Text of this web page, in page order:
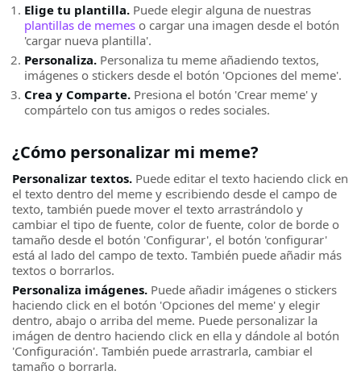
Elige tu plantilla. Puede elegir alguna de nuestras
plantillas de memes o cargar una imagen desde el botón
'cargar nueva plantilla'.
Personaliza. Personaliza tu meme añadiendo textos,
imágenes o stickers desde el botón 'Opciones del meme'.
Crea y Comparte. Presiona el botón 'Crear meme' y
compártelo con tus amigos o redes sociales.
¿Cómo personalizar mi meme?
Personalizar textos. Puede editar el texto haciendo click en
el texto dentro del meme y escribiendo desde el campo de
texto, también puede mover el texto arrastrándolo y
cambiar el tipo de fuente, color de fuente, color de borde o
tamaño desde el botón 'Configurar', el botón 'configurar'
está al lado del campo de texto. También puede añadir más
textos o borrarlos.
Personaliza imágenes. Puede añadir imágenes o stickers
haciendo click en el botón 'Opciones del meme' y elegir
dentro, abajo o arriba del meme. Puede personalizar la
imágen de dentro haciendo click en ella y dándole al botón
'Configuración'. También puede arrastrarla, cambiar el
tamaño o borrarla.